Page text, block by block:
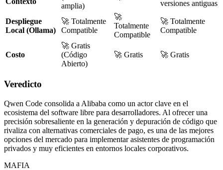
amplia)
versiones antiguas
Despliegue
Local (Ollama)
🚀 Totalmente
Compatible
🚀
Totalmente
Compatible
🚀 Totalmente
Compatible
Costo
🚀 Gratis
(Código
Abierto)
🚀 Gratis 🚀 Gratis
Veredicto
Qwen Code consolida a Alibaba como un actor clave en el
ecosistema del software libre para desarrolladores. Al ofrecer una
precisión sobresaliente en la generación y depuración de código que
rivaliza con alternativas comerciales de pago, es una de las mejores
opciones del mercado para implementar asistentes de programación
privados y muy eficientes en entornos locales corporativos.
MAFIA